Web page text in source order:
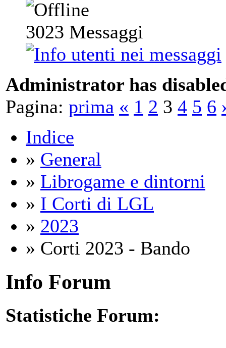
3023 Messaggi
Administrator has
Pagina: prima « 1 2 3 4 5 6
Indice
» General
» Librogame e dintorni
» I Corti di LGL
» 2023
» Corti 2023 - Bando
Info Forum
Statistiche Forum: